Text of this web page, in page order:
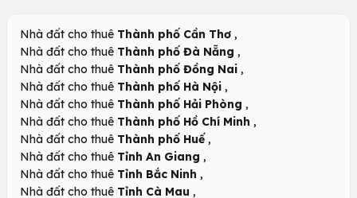
Nhà đất cho thuê Thành phố Cần Thơ ,
Nhà đất cho thuê Thành phố Đà Nẵng ,
Nhà đất cho thuê Thành phố Đồng Nai ,
Nhà đất cho thuê Thành phố Hà Nội ,
Nhà đất cho thuê Thành phố Hải Phòng ,
Nhà đất cho thuê Thành phố Hồ Chí Minh ,
Nhà đất cho thuê Thành phố Huế ,
Nhà đất cho thuê Tỉnh An Giang ,
Nhà đất cho thuê Tỉnh Bắc Ninh ,
Nhà đất cho thuê Tỉnh Cà Mau ,